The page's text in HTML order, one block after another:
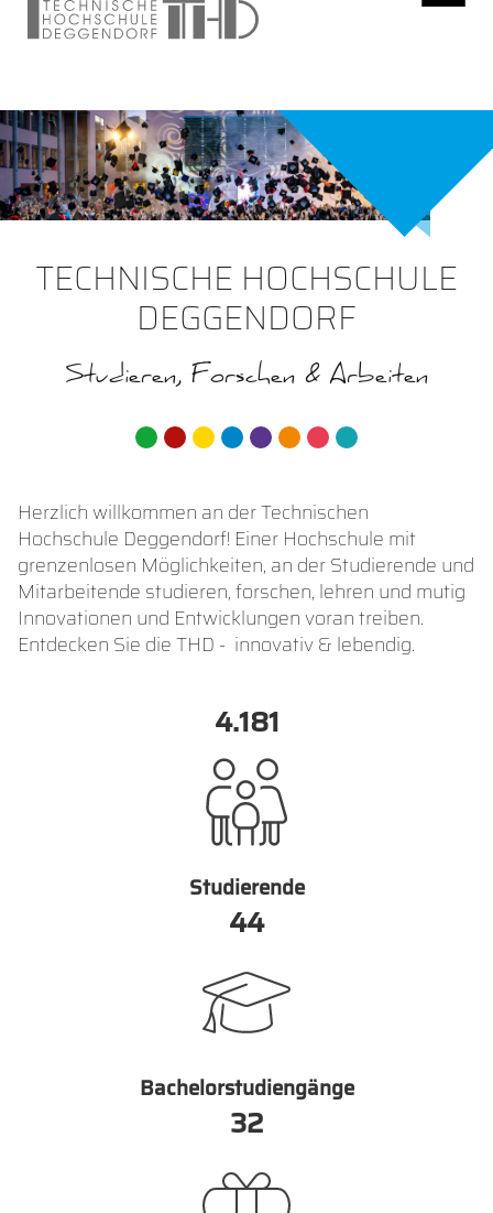
TECHNISCHE HOCHSCHULE
DEGGENDORF
Studieren, Forschen & Arbeiten
Herzlich willkommen an der Technischen
Hochschule Deggendorf! Einer Hochschule mit
grenzenlosen Möglichkeiten, an der Studierende und
Mitarbeitende studieren, forschen, lehren und mutig
Innovationen und Entwicklungen voran treiben.
Entdecken Sie die THD - innovativ & lebendig.
6.297
Studierende
51
Bachelorstudiengänge
36